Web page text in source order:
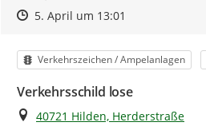
Zeitpunkt des Erstellens
Zeitpunkt des Erstellens
5. April um 13:01
Kategorie
Verkehrszeichen / Ampelanlagen
Verkehrsschild lose
Ort
40721 Hilden, Herderstraße